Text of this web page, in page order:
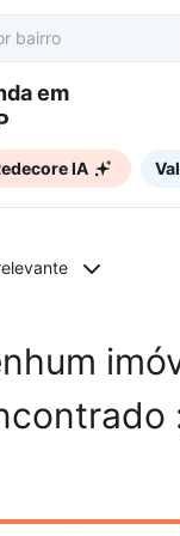
IA